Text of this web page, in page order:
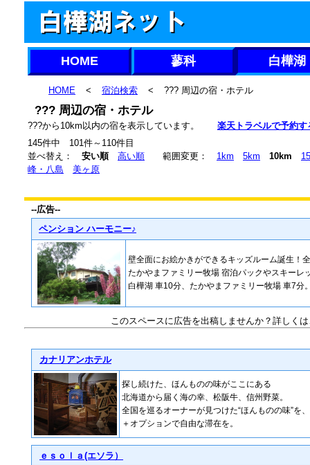
HOME 蓼科 白樺湖
HOME < 宿泊検索 < ??? 周辺の宿・ホテル
??? 周辺の宿・ホテル
???から10km以内の宿を表示しています。 楽天トラベルで予約
145件中 101件～110件目
並べ替え： 安い順 高い順 範囲変更： 1km 5km 10km
峰・八島
美ヶ原
--広告--
ペンション ハーモニー♪
壁全面にお絵かきができるキッズルーム誕生！
たかやまファミリー牧場 宿泊パックやスキーレ
白樺湖 車10分、たかやまファミリー牧場 車7分
このスペースに広告を出稿しませんか？詳しくは
カナリアンホテル
探し続けた、ほんものの味がここにある
北海道から届く海の幸、松阪牛、信州野菜。
全国を巡るオーナーが見つけた“ほんものの味”を
＋オプションで自由な滞在を。
ｅｓｏｌａ(エソラ）